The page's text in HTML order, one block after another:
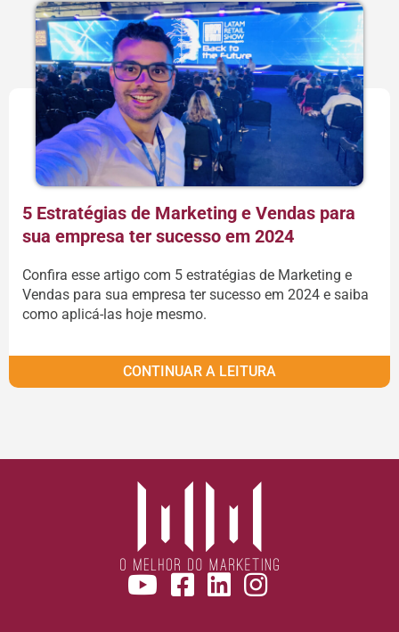
5 Estratégias de Marketing e Vendas para
sua empresa ter sucesso em 2024
Confira esse artigo com 5 estratégias de Marketing e
Vendas para sua empresa ter sucesso em 2024 e saiba
como aplicá-las hoje mesmo.
CONTINUAR A LEITURA